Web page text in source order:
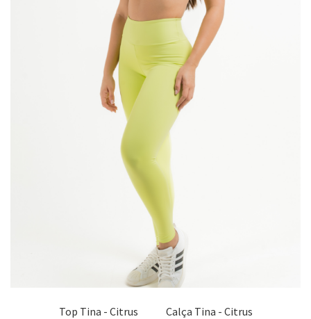
Top Tina - Citrus Calça Tina - Citrus